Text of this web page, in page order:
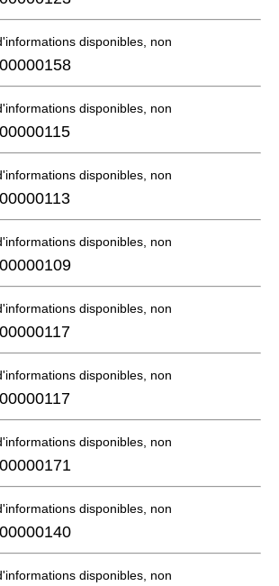
disponibles, non commandable
disponibles, non commandable
disponibles, non commandable
disponibles, non commandable
disponibles, non commandable
disponibles, non commandable
disponibles, non commandable
disponibles, non commandable
disponibles, non commandable